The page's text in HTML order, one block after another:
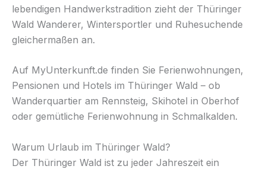
lebendigen Handwerkstradition zieht der Thüringer
Wald Wanderer, Wintersportler und Ruhesuchende
gleichermaßen an.
Auf MyUnterkunft.de finden Sie Ferienwohnungen,
Pensionen und Hotels im Thüringer Wald – ob
Wanderquartier am Rennsteig, Skihotel in Oberhof
oder gemütliche Ferienwohnung in Schmalkalden.
Warum Urlaub im Thüringer Wald?
Der Thüringer Wald ist zu jeder Jahreszeit ein